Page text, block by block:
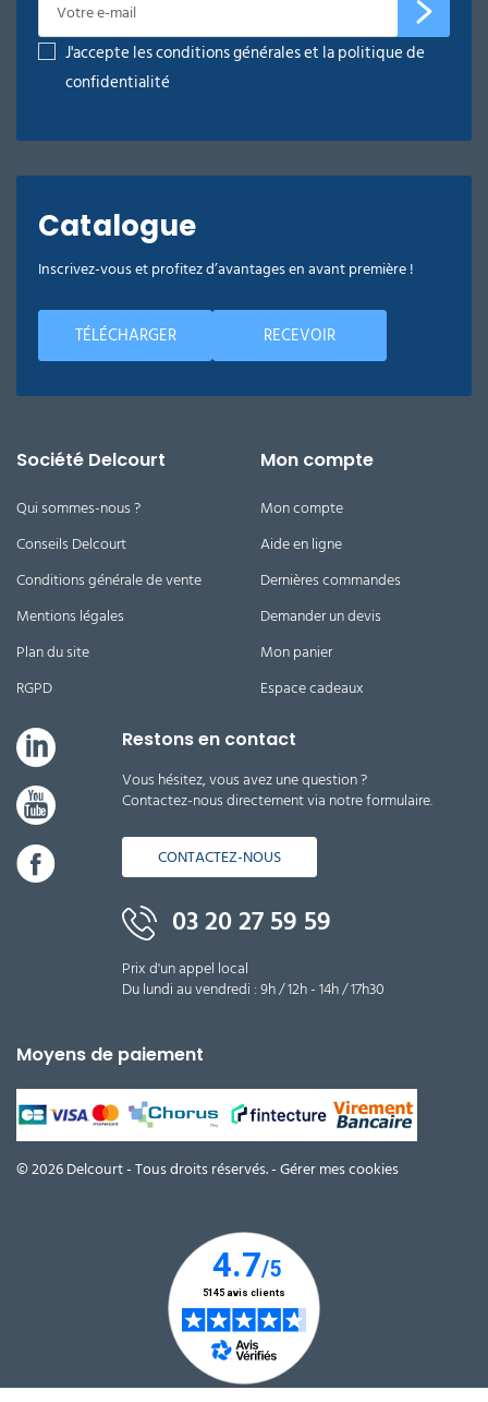
J'accepte les conditions générales et la politique de
confidentialité
Catalogue
Inscrivez-vous et profitez d’avantages en avant première !
TÉLÉCHARGER RECEVOIR
Société Delcourt
Qui sommes-nous ?
Conseils Delcourt
Conditions générale de vente
Mentions légales
Plan du site
RGPD
Mon compte
Mon compte
Aide en ligne
Dernières commandes
Demander un devis
Mon panier
Espace cadeaux
Restons en contact
Vous hésitez, vous avez une question ?
Contactez-nous directement via notre formulaire.
CONTACTEZ-NOUS
03 20 27 59 59
Prix d'un appel local
Du lundi au vendredi : 9h / 12h - 14h / 17h30
Moyens de paiement
© 2026 Delcourt - Tous droits réservés. -Gérer mes cookies